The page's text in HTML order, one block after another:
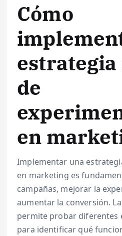
Cómo
de
en
Implementar una
en marketing es
campañas, mejorar la
aumentar la conversión.
permite probar diferentes
para identificar qué